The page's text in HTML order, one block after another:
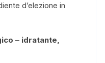
d’elezione in
– idratante,